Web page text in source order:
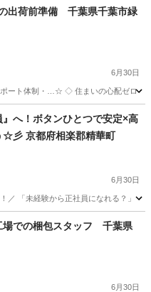
の出荷前準備 千葉県千葉市緑
6月30日
ート体制・…☆ ◇ 住まいの心配ゼロ！
へ！ボタンひとつで安定×高
☆彡 京都府相楽郡精華町
6月30日
／ 「未経験から正社員になれる？」
場での梱包スタッフ 千葉県
6月30日